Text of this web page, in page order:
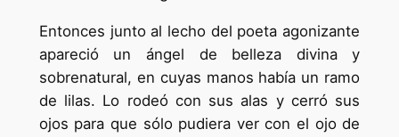
Entonces junto al lecho del poeta agonizante
apareció un ángel de belleza divina y
sobrenatural, en cuyas manos había un ramo
de lilas. Lo rodeó con sus alas y cerró sus
ojos para que sólo pudiera ver con el ojo de